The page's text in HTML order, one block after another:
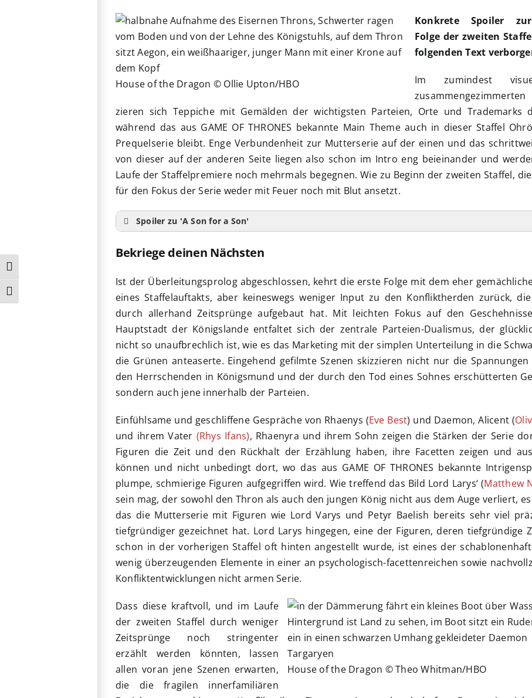
Umschalten auf hohe Kontraste
Schrift vergrößern
House of the Dragon © Ollie Upton/HBO
Konkrete Spoiler
Folge der zweiten
folgenden Text
Im zumindest
zieren sich Teppiche mit Gemälden der wichtigsten Parteien, Orte und Trademarks
während das aus GAME OF THRONES bekannte Main Theme auch in dieser Staffel
Prequelserie bleibt. Enge Verbundenheit zur Mutterserie auf der einen und das
von dieser auf der anderen Seite liegen also schon im Intro eng beieinander und
Laufe der Staffelpremiere noch mehrmals begegnen. Wie zu Beginn der zweiten Staffel,
für den Fokus der Serie weder mit Feuer noch mit Blut ansetzt.
Spoiler zu 'A Son for a Son'
Bekriege deinen Nächsten
Ist der Überleitungsprolog abgeschlossen, kehrt die erste Folge mit dem eher
eines Staffelauftakts, aber keineswegs weniger Input zu den Konfliktherden zurück,
durch allerhand Zeitsprünge aufgebaut hat. Mit leichten Fokus auf den
Hauptstadt der Königslande entfaltet sich der zentrale Parteien-Dualismus, der
nicht so unaufbrechlich ist, wie es das Marketing mit der simplen Unterteilung in die
die Grünen anteaserte. Eingehend gefilmte Szenen skizzieren nicht nur die Spannungen
den Herrschenden in Königsmund und der durch den Tod eines Sohnes erschütterten
sondern auch jene innerhalb der Parteien.
Einfühlsame und geschliffene Gespräche von Rhaenys (Eve Best) und Daemon, Alicent (
und ihrem Vater (Rhys Ifans), Rhaenyra und ihrem Sohn zeigen die Stärken der Serie
Figuren die Zeit und den Rückhalt der Erzählung haben, ihre Facetten zeigen und
können und nicht unbedingt dort, wo das aus GAME OF THRONES bekannte
plumpe, schmierige Figuren aufgegriffen wird. Wie treffend das Bild Lord Larys‘ (Matthew
sein mag, der sowohl den Thron als auch den jungen König nicht aus dem Auge verliert,
das die Mutterserie mit Figuren wie Lord Varys und Petyr Baelish bereits sehr viel
tiefgründiger gezeichnet hat. Lord Larys hingegen, eine der Figuren, deren tiefgründige
schon in der vorherigen Staffel oft hinten angestellt wurde, ist eines der
wenig überzeugenden Elemente in einer an psychologisch-facettenreichen sowie
Konfliktentwicklungen nicht armen Serie.
House of the Dragon © Theo Whitman/HBO
Dass diese kraftvoll, und im Laufe
der zweiten Staffel durch weniger
Zeitsprünge noch stringenter
erzählt werden könnten, lassen
allen voran jene Szenen erwarten,
die die fragilen innerfamiliären